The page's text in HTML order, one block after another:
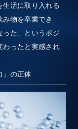
生活に取り入れる
物を卒業でき
った」というポジ
わったと実感され
」の正体